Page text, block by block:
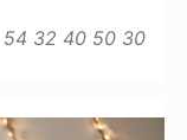
54 32 40 50 30